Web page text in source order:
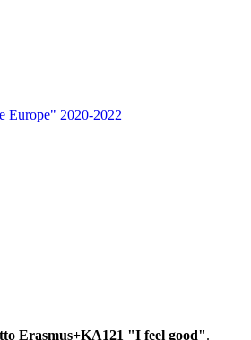
Europe" 2020-2022
Erasmus+KA121 "I feel good".